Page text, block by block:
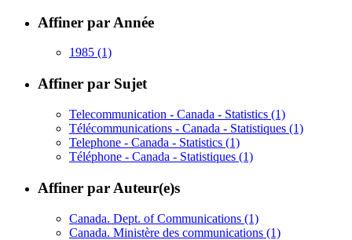
Affiner par Année
1985 (1)
Affiner par Sujet
Telecommunication - Canada - Statistics (1)
Télécommunications - Canada - Statistiques (1)
Telephone - Canada - Statistics (1)
Téléphone - Canada - Statistiques (1)
Affiner par Auteur(e)s
Canada. Dept. of Communications (1)
Canada. Ministère des communications (1)